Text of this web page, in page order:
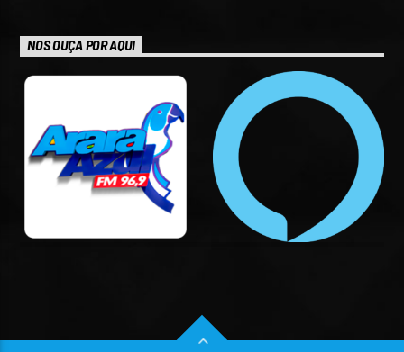
NOS OUÇA POR AQUI